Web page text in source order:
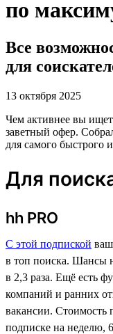
по
Все
для
13 октября 2025
Чем активнее вы
заветный офер.
для самого быстрого
Для
hh PRO
С этой подпиской
в топ поиска. Шансы
в 2,3 раза. Ещё есть
компаний и ранних
вакансии. Стоимость
подписке на неделю,